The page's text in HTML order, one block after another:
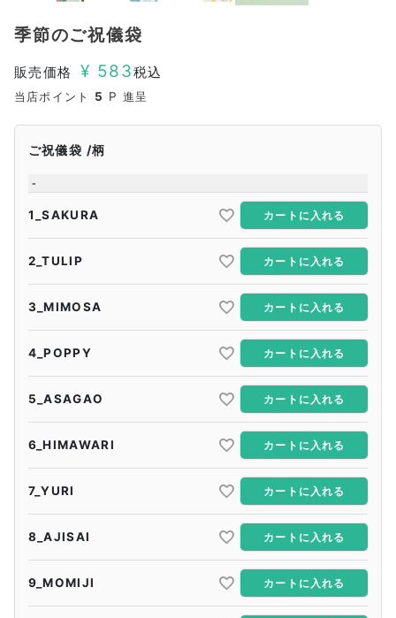
季節のご祝儀袋
販売価格 ¥ 583税込
当店ポイント 5 P 進呈
ご祝儀袋 柄
-
1_SAKURA カートに入れる
2_TULIP カートに入れる
3_MIMOSA カートに入れる
4_POPPY カートに入れる
5_ASAGAO カートに入れる
6_HIMAWARI カートに入れる
7_YURI カートに入れる
8_AJISAI カートに入れる
9_MOMIJI カートに入れる